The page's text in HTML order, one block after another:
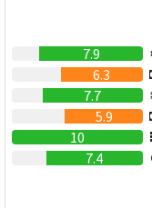
7.9
6.3
7.7
5.9
10
7.4